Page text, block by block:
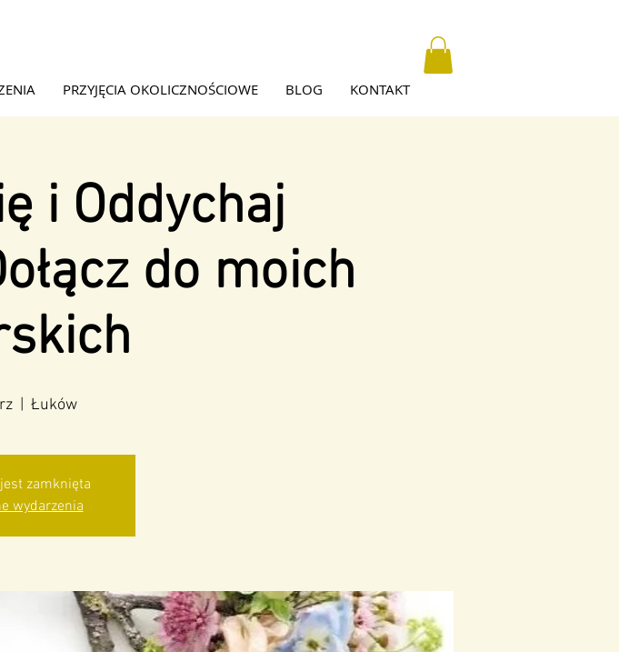
PRZYJĘCIA OKOLICZNOŚCIOWE BLOG KONTAKT
i Oddychaj
do moich
  |
Łuków
zamknięta
wydarzenia